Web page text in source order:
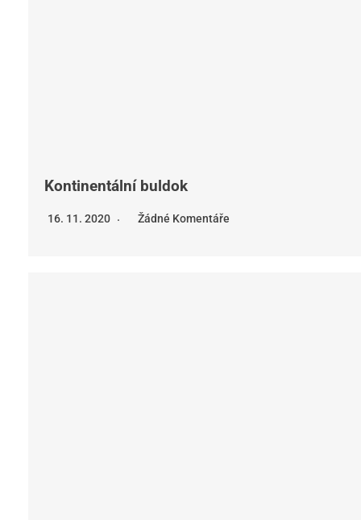
Kontinentální buldok
16. 11. 2020 Žádné Komentáře